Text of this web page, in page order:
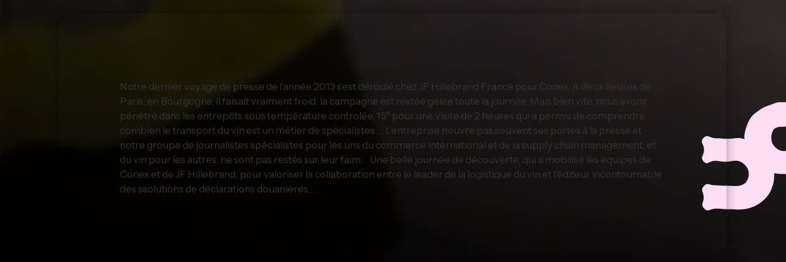
Notre dernier voyage de presse de l’année 2013 s’est déroulé chez JF Hillebrand France pour Conex. A deux heures de
Paris, en Bourgogne, il faisait vraiment froid, la campagne est restée gelée toute la journée. Mais bien vite, nous avons
pénétré dans les entrepôts sous température controlée, 15° pour une visite de 2 heures qui a permis de comprendre
combien le transport du vin est un métier de spécialistes … L’entreprise n’ouvre pas souvent ses portes à la presse et
notre groupe de journalistes spécialistes pour les uns du commerce international et de la supply chain management, et
du vin pour les autres, ne sont pas restés sur leur faim… Une belle journée de découverte, qui a mobilisé les équipes de
Conex et de JF Hillebrand, pour valoriser la collaboration entre le leader de la logistique du vin et l’éditeur incontournable
des ssolutions de déclarations douanières….